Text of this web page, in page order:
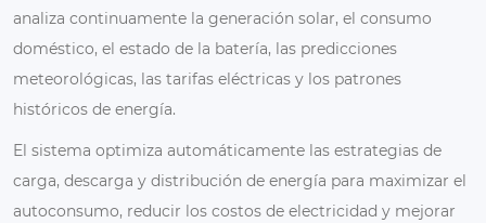
analiza continuamente la generación solar, el consumo
doméstico, el estado de la batería, las predicciones
meteorológicas, las tarifas eléctricas y los patrones
históricos de energía.
El sistema optimiza automáticamente las estrategias de
carga, descarga y distribución de energía para maximizar el
autoconsumo, reducir los costos de electricidad y mejorar